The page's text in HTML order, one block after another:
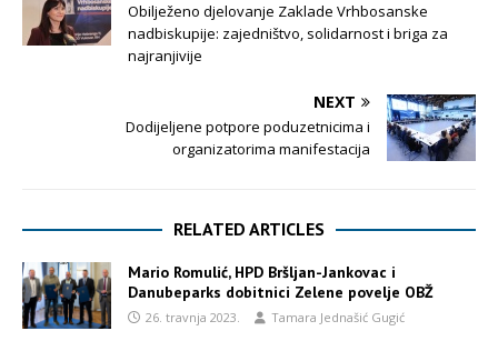
Obilježeno djelovanje Zaklade Vrhbosanske
nadbiskupije: zajedništvo, solidarnost i briga za
najranjivije
NEXT
Dodijeljene potpore poduzetnicima i
organizatorima manifestacija
RELATED ARTICLES
Mario Romulić, HPD Bršljan-Jankovac i
Danubeparks dobitnici Zelene povelje OBŽ
26. travnja 2023. Tamara Jednašić Gugić